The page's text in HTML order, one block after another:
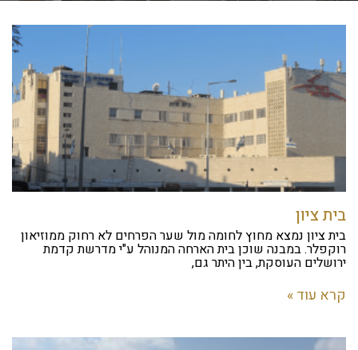
בית ציון
בית ציון נמצא מחוץ לחומה מול שער הפרחים לא רחוק ממוזיאון
רוקפלר. במבנה שוכן בית הארחה המנוהל ע"י מדרשת קדמת
ירושלים העוסקת, בין היתר גם,
קרא עוד »